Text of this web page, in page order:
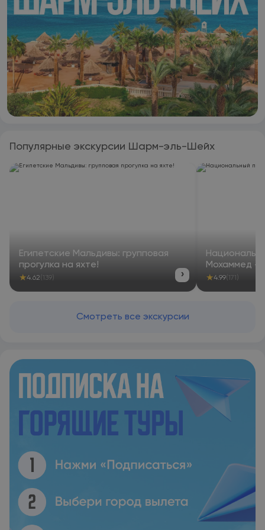
Популярные экскурсии Шарм-эль-Шейх
Египетские Мальдивы: групповая
прогулка на яхте!
★4.62 (139) ›
Мохаммед —
★4.99 (171)
Смотреть все экскурсии